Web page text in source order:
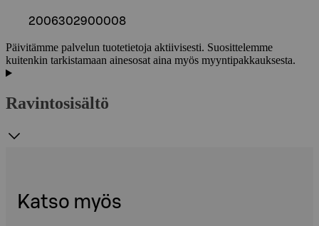
2006302900008
Päivitämme palvelun tuotetietoja aktiivisesti. Suosittelemme
kuitenkin tarkistamaan ainesosat aina myös myyntipakkauksesta.
Ravintosisältö
Katso myös